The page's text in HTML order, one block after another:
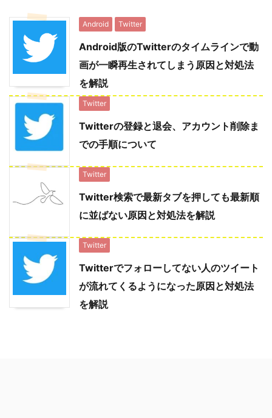
Android Twitter
Android版のTwitterのタイムラインで動
画が一瞬再生されてしまう原因と対処法
を解説
Twitter
Twitterの登録と退会、アカウント削除ま
での手順について
Twitter
Twitter検索で最新タブを押しても最新順
に並ばない原因と対処法を解説
Twitter
Twitterでフォローしてない人のツイート
が流れてくるようになった原因と対処法
を解説